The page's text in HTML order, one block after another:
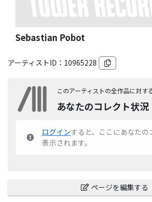
Sebastian Pobot
アーティストID： 10965228
このアーティストの全作品に対す
あなたのコレクト状況
ログインすると、ここにあなたの
表示されます。
ページを編集する